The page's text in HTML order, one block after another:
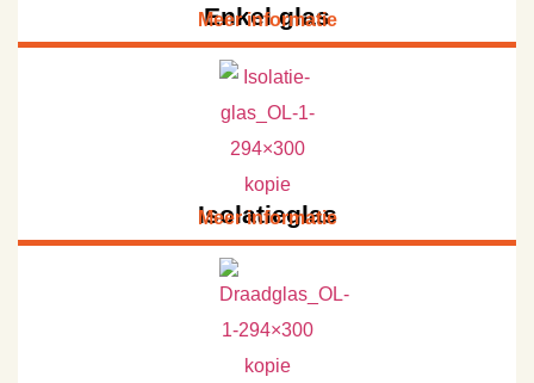
Enkel glas
Meer informatie
Isolatieglas
Meer informatie